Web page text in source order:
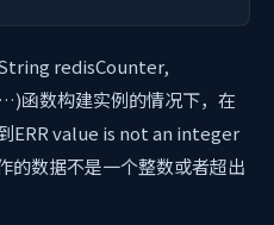
redisCounter,
数构建实例的情况下，在
ERR value is not an integer
数据不是一个整数或者超出